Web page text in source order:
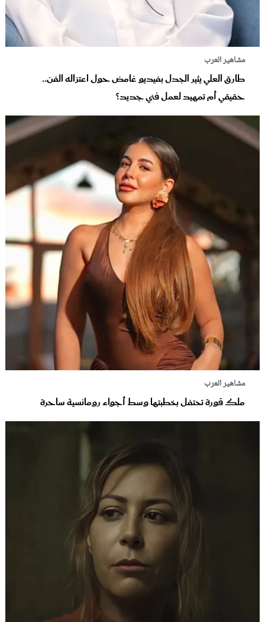
مشاهير العرب
طارق العلي يثير الجدل بفيديو غامض حول اعتزاله الفن..
حقيقي أم تمهيد لعمل فني جديد؟
مشاهير العرب
ملك قورة تحتفل بخطبتها وسط أجواء رومانسية ساحرة